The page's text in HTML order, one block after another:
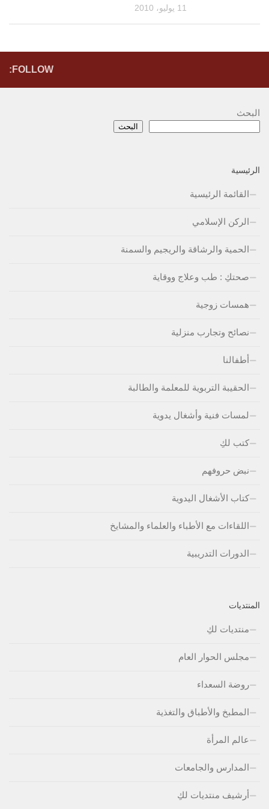
11 يوليو، 2010
FOLLOW:
البحث
البحث
الرئيسية
القائمة الرئيسية
الركن الإسلامي
الحمية والرشاقة والريجيم والسمنة
صحتكِ : طب وعلاج ووقاية
همسات زوجية
نصائح وتجارب منزلية
أطفالنا
الحقيبة التربوية للمعلمة والطالبة
لمسات فنية وأشغال يدوية
كتب لكِ
نبض حروفهم
كتاب الأشغال اليدوية
اللقاءات مع الأطباء والعلماء والمشايخ
الدورات التدريبية
المنتديات
منتديات لكِ
مجلس الحوار العام
روضة السعداء
المطبخ والأطباق والتغذية
عالم المرأة
المدارس والجامعات
أرشيف منتديات لكِ